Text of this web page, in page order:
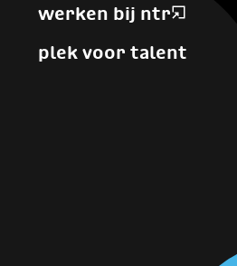
werken bij ntr
plek voor talent